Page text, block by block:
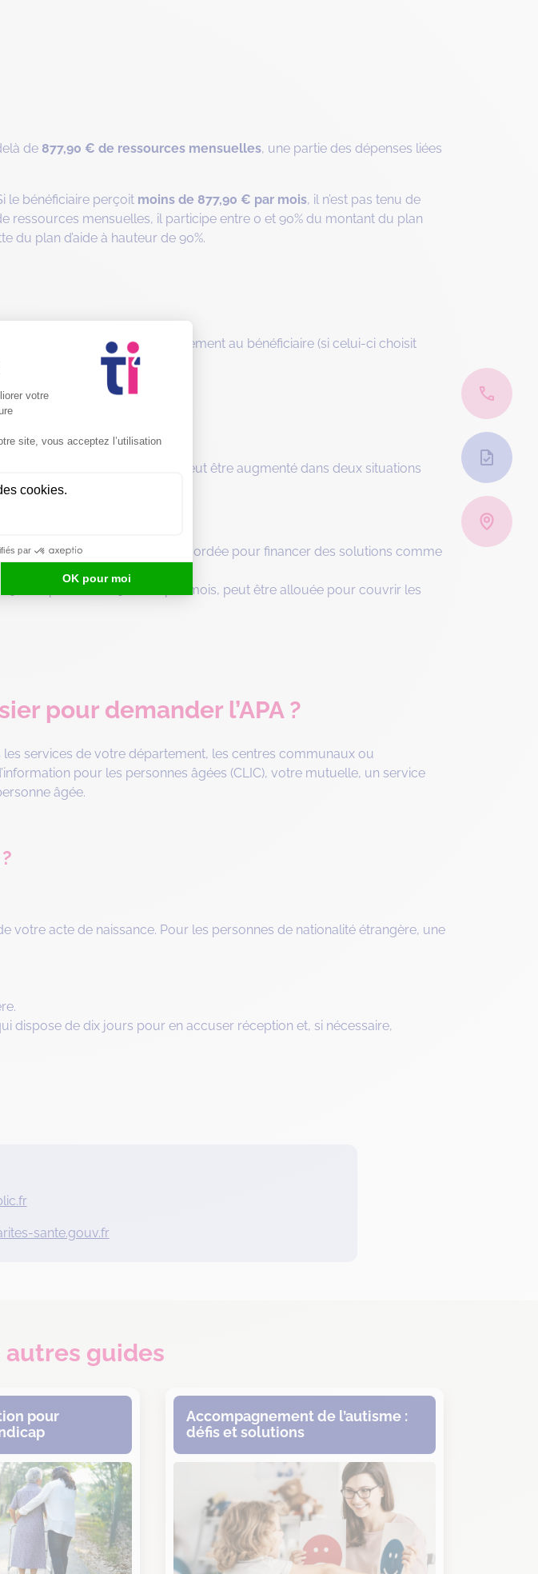
de 877,90 € de ressources mensuelles, une partie des dépenses liées
le bénéficiaire perçoit moins de 877,90 € par mois, il n’est pas tenu de
ressources mensuelles, il participe entre 0 et 90% du montant du plan
du plan d’aide à hauteur de 90%.
et peut être reversée directement au bénéficiaire (si celui-ci choisit
à domicile
le plafond de l’APA peut être augmenté dans deux situations
45,71 € par mois, peut être accordée pour financer des solutions comme
€ par an, soit 90,81 € par mois, peut être allouée pour couvrir les
pour demander l’APA ?
services de votre département, les centres communaux ou
pour les personnes âgées (CLIC), votre mutuelle, un service
âgée.
votre acte de naissance. Pour les personnes de nationalité étrangère, une
dispose de dix jours pour en accuser réception et, si nécessaire,
sante.gouv.fr
autres guides
pour
Accompagnement de l’autisme :
défis et solutions